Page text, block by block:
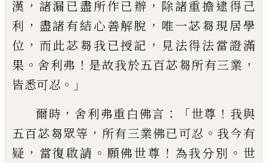
漢 ， 諸漏已盡所作已辦 ， 除諸重擔逮得己
利 ， 盡諸有結心善解脫 ， 唯一苾芻現居學
位 ， 而此苾芻我已授記 ， 見法得法當證滿
果 。 舍利弗 ！ 是故我於五百苾芻所有三業 ，
皆悉可忍 。」
爾時 ， 舍利弗重白佛言 ：「世尊 ！ 我與
五百苾芻眾等 ， 所有三業佛已可忍 。 我今有
疑 ， 當復啟請 。 願佛世尊 ！ 為我分別 。 世